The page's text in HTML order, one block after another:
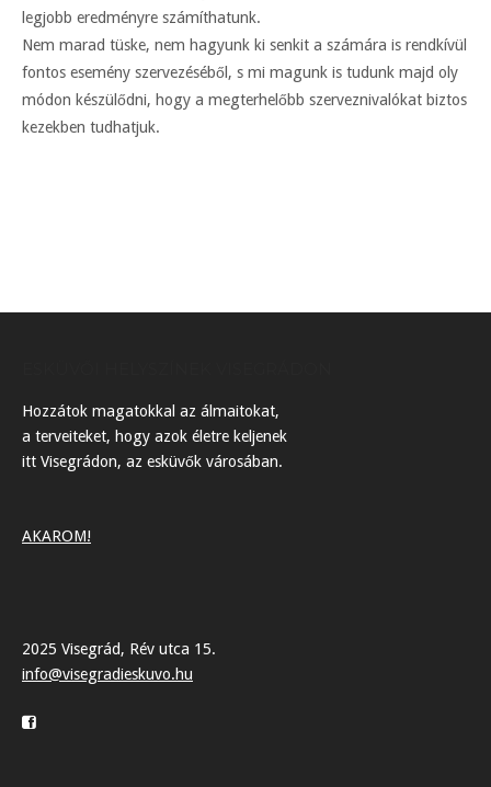
legjobb eredményre számíthatunk.
Nem marad tüske, nem hagyunk ki senkit a számára is rendkívül
fontos esemény szervezéséből, s mi magunk is tudunk majd oly
módon készülődni, hogy a megterhelőbb szerveznivalókat biztos
kezekben tudhatjuk.
Hozzátok magatokkal az álmaitokat,
a terveiteket, hogy azok életre keljenek
itt Visegrádon, az esküvők városában.
AKAROM!
2025 Visegrád, Rév utca 15.
info@visegradieskuvo.hu